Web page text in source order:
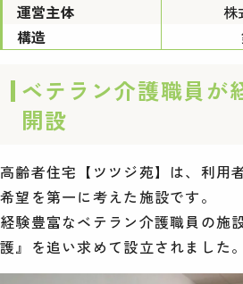
運営主体
株
構造
ベテラン介護職員が
開設
高齢者住宅【ツツジ苑】は、利用
希望を第一に考えた施設です。
経験豊富なベテラン介護職員の施
護』を追い求めて設立されました。